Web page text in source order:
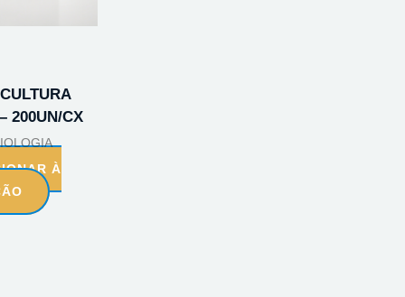
200UN/CX
À